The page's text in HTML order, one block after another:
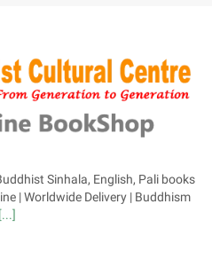
Sinhala, English, Pali books
| Worldwide Delivery | Buddhism
[...]